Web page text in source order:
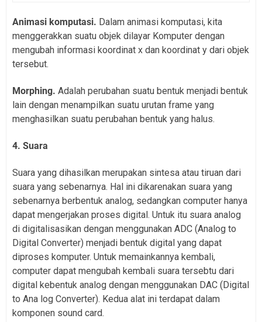
Animasi komputasi. Dalam animasi komputasi, kita
menggerakkan suatu objek dilayar Komputer dengan
mengubah informasi koordinat x dan koordinat y dari objek
tersebut.
Morphing. Adalah perubahan suatu bentuk menjadi bentuk
lain dengan menampilkan suatu urutan frame yang
menghasilkan suatu perubahan bentuk yang halus.
4. Suara
Suara yang dihasilkan merupakan sintesa atau tiruan dari
suara yang sebenarnya. Hal ini dikarenakan suara yang
sebenarnya berbentuk analog, sedangkan computer hanya
dapat mengerjakan proses digital. Untuk itu suara analog
di digitalisasikan dengan menggunakan ADC (Analog to
Digital Converter) menjadi bentuk digital yang dapat
diproses komputer. Untuk memainkannya kembali,
computer dapat mengubah kembali suara tersebtu dari
digital kebentuk analog dengan menggunakan DAC (Digital
to Ana log Converter). Kedua alat ini terdapat dalam
komponen sound card.